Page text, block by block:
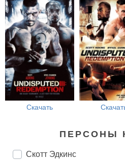
Скачать
ПЕРСОНЫ
Скотт Эдкинс